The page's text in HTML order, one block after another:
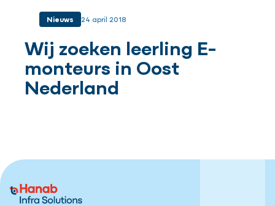
Nieuws 24 april 2018
Wij zoeken leerling E-
monteurs in Oost
Nederland